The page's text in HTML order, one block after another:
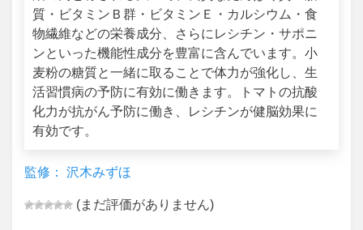
質・ビタミンＢ群・ビタミンＥ・カルシウム・食
物繊維などの栄養成分、さらにレシチン・サポニ
ンといった機能性成分を豊富に含んでいます。小
麦粉の糖質と一緒に取ることで体力が強化し、生
活習慣病の予防に有効に働きます。トマトの抗酸
化力が抗がん予防に働き、レシチンが健脳効果に
有効です。
監修： 沢木みずほ
(まだ評価がありません)